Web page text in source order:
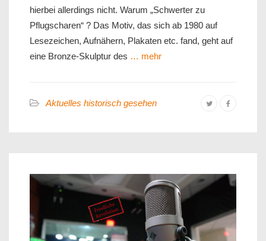
hierbei allerdings nicht. Warum „Schwerter zu
Pflugscharen“ ? Das Motiv, das sich ab 1980 auf
Lesezeichen, Aufnähern, Plakaten etc. fand, geht auf
eine Bronze-Skulptur des … mehr
Aktuelles historisch gesehen